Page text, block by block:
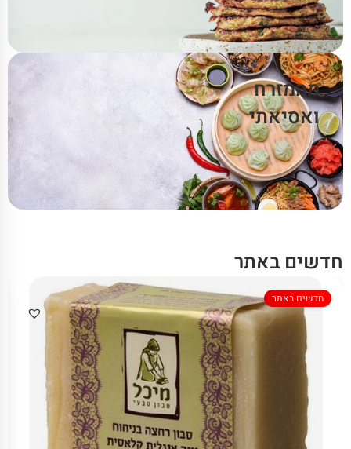
מהמזרח
ואסיאתי
חדשים באתר
חדשים באתר